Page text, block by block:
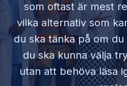
som oftast är mest
vilka alternativ som
du ska tänka på om
du ska kunna välja
utan att behöva läsa